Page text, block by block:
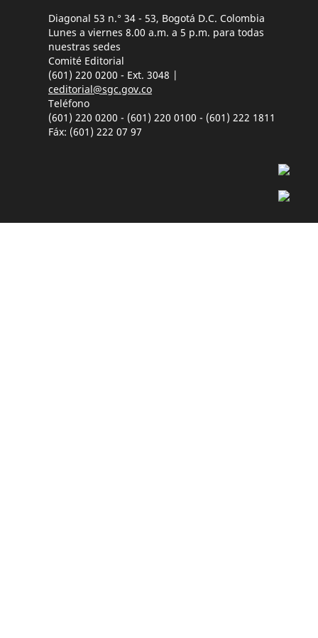
Diagonal 53 n.° 34 - 53, Bogotá D.C. Colombia
Lunes a viernes 8.00 a.m. a 5 p.m. para todas
nuestras sedes
Comité Editorial
(601) 220 0200 - Ext. 3048 |
ceditorial@sgc.gov.co
Teléfono
(601) 220 0200 - (601) 220 0100 - (601) 222 1811
Fáx: (601) 222 07 97